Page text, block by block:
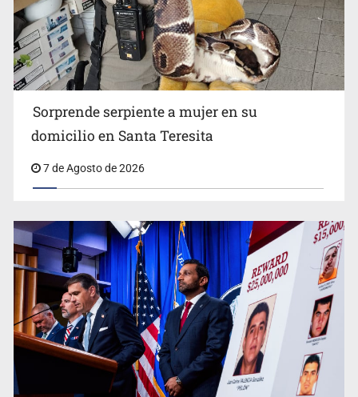
Detienen a tres miembros de red transnacional de
tráfico de personas
Procesan a el “R1”, presunto líder criminal en Jalisco y
Michoacán
Sorprende serpiente a mujer en su
domicilio en Santa Teresita
7 de Agosto de 2026